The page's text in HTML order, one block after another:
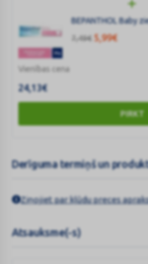
BEPANTHOL Baby
7,49€ 5,99€
Vienības cena
24,13€
PIRKT
Derīguma termiņš un
Ziņojiet par kļūdu preces
Atsauksme(-s)